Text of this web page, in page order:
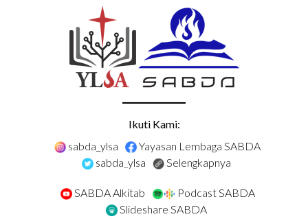
Ikuti Kami:
sabda_ylsa
Yayasan Lembaga SABDA
sabda_ylsa
Selengkapnya
SABDA Alkitab
Podcast SABDA
Slideshare SABDA